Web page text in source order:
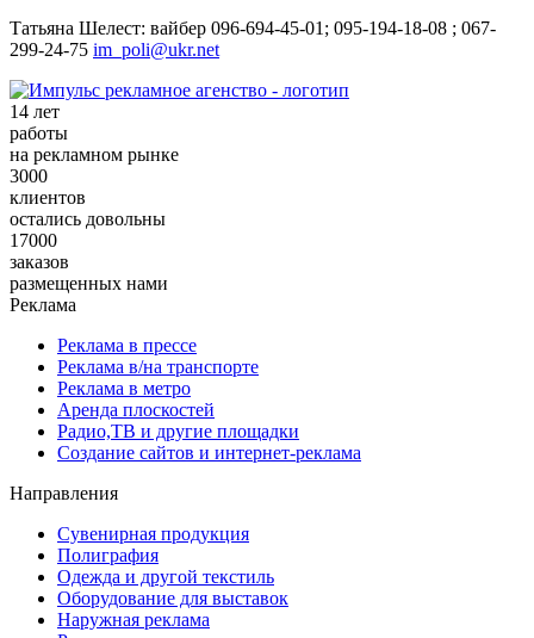
Татьяна Шелест: вайбер 096-694-45-01; 095-194-18-08 ; 067-
299-24-75 im_poli@ukr.net
14 лет
работы
на рекламном рынке
3000
клиентов
остались довольны
17000
заказов
размещенных нами
Реклама
Реклама в прессе
Реклама в/на транспорте
Реклама в метро
Аренда плоскостей
Радио,ТВ и другие площадки
Создание сайтов и интернет-реклама
Направления
Сувенирная продукция
Полиграфия
Одежда и другой текстиль
Оборудование для выставок
Наружная реклама